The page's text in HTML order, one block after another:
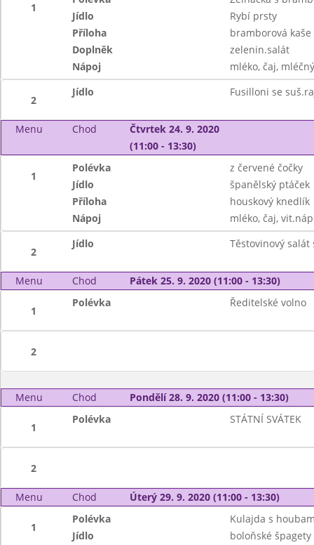
1
Jídlo
Rybí prsty
Příloha
bramborová kaše
Doplněk
zelenin.salát
Nápoj
mléko, čaj,
2
Jídlo Fusilloni se
Menu Chod
Čtvrtek 24. 9. 2020
(11:00 - 13:30)
1
Polévka
z červené čočky
Jídlo
španělský ptáček
Příloha
houskový knedlík
Nápoj
mléko, čaj,
2
Jídlo Těstovinový salát
Menu Chod Pátek 25. 9. 2020 (11:00 - 13:30)
1
Polévka Ředitelské volno
2
Menu Chod Pondělí 28. 9. 2020 (11:00 - 13:30)
1
Polévka STÁTNÍ SVÁTEK
2
Menu Chod Úterý 29. 9. 2020 (11:00 - 13:30)
1
Polévka
Kulajda s
Jídlo
boloňské